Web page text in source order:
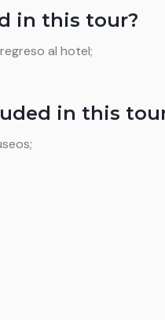
in this tour?
al hotel;
in this